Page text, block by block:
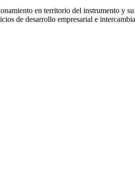
en territorio del instrumento y
de desarrollo empresarial e